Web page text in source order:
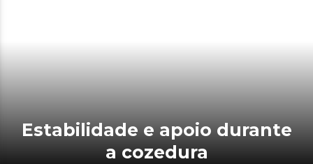
Estabilidade e apoio durante
a cozedura